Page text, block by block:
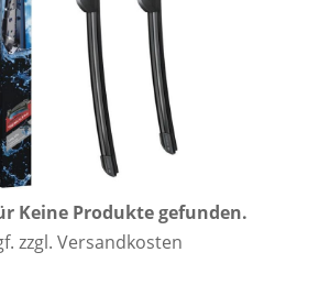
Keine Produkte gefunden.
zzgl. Versandkosten